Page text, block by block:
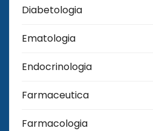
Diabetologia
Ematologia
Endocrinologia
Farmaceutica
Farmacologia